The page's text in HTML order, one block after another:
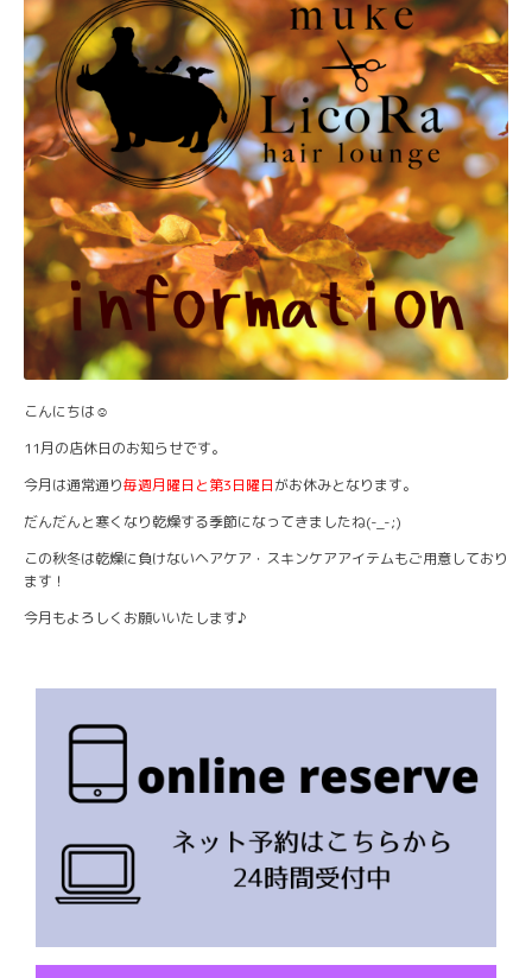
こんにちは☺
11月の店休日のお知らせです。
今月は通常通り毎週月曜日と第3日曜日がお休みとなります。
だんだんと寒くなり乾燥する季節になってきましたね(-_-;)
この秋冬は乾燥に負けないヘアケア・スキンケアアイテムもご用意しており
ます！
今月もよろしくお願いいたします♪